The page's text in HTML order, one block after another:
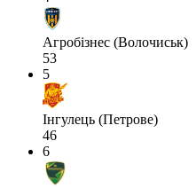
Агробізнес (Волочиськ)
53
5
Інгулець (Петрове)
46
6